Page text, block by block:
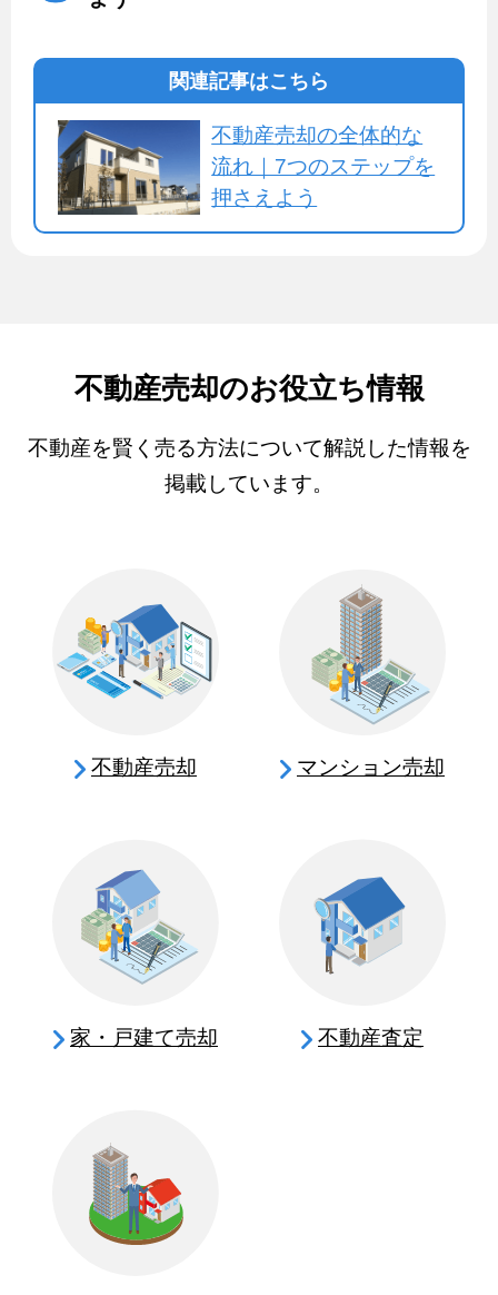
関連記事はこちら
不動産売却の全体的な
流れ｜7つのステップを
押さえよう
不動産売却のお役立ち情報
不動産を賢く売る方法について解説した情報を
掲載しています。
不動産売却 マンション売却
家・戸建て売却 不動産査定